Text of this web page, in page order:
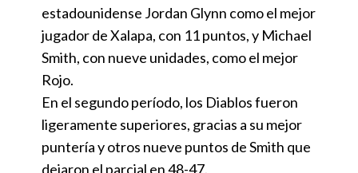
estadounidense Jordan Glynn como el mejor
jugador de Xalapa, con 11 puntos, y Michael
Smith, con nueve unidades, como el mejor
Rojo.
En el segundo período, los Diablos fueron
ligeramente superiores, gracias a su mejor
puntería y otros nueve puntos de Smith que
dejaron el parcial en 48-47.